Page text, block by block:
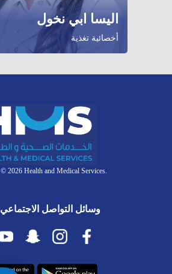
اليسا ابي نخول
أخصائية تغذية
.Copyright © 2026 Health and Medical Services.
وسائل التواصل الاجتماعي